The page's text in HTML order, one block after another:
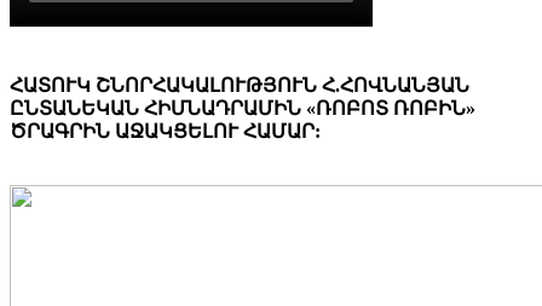
ՀԱՏՈՒԿ ՇՆՈՐՀԱԿԱԼՈՒԹՅՈՒՆ Հ.ՀՈՎՆԱՆՅԱՆ
ԸՆՏԱՆԵԿԱՆ ՀԻՄՆԱԴՐԱՄԻՆ «ՌՈԲՈՏ ՌՈԲԻՆ»
ԾՐԱԳՐԻՆ ԱՋԱԿՑԵԼՈՒ ՀԱՄԱՐ: